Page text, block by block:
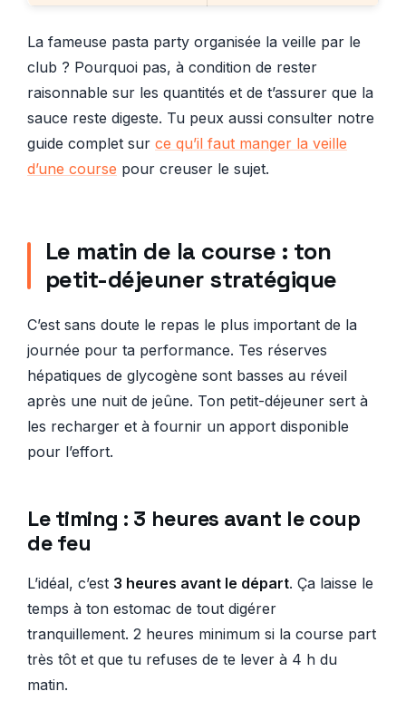
La fameuse pasta party organisée la veille par le
club ? Pourquoi pas, à condition de rester
raisonnable sur les quantités et de t’assurer que la
sauce reste digeste. Tu peux aussi consulter notre
guide complet sur ce qu’il faut manger la veille
d’une course pour creuser le sujet.
Le matin de la course : ton
petit-déjeuner stratégique
C’est sans doute le repas le plus important de la
journée pour ta performance. Tes réserves
hépatiques de glycogène sont basses au réveil
après une nuit de jeûne. Ton petit-déjeuner sert à
les recharger et à fournir un apport disponible
pour l’effort.
Le timing : 3 heures avant le coup
de feu
L’idéal, c’est 3 heures avant le départ. Ça laisse le
temps à ton estomac de tout digérer
tranquillement. 2 heures minimum si la course part
très tôt et que tu refuses de te lever à 4 h du
matin.